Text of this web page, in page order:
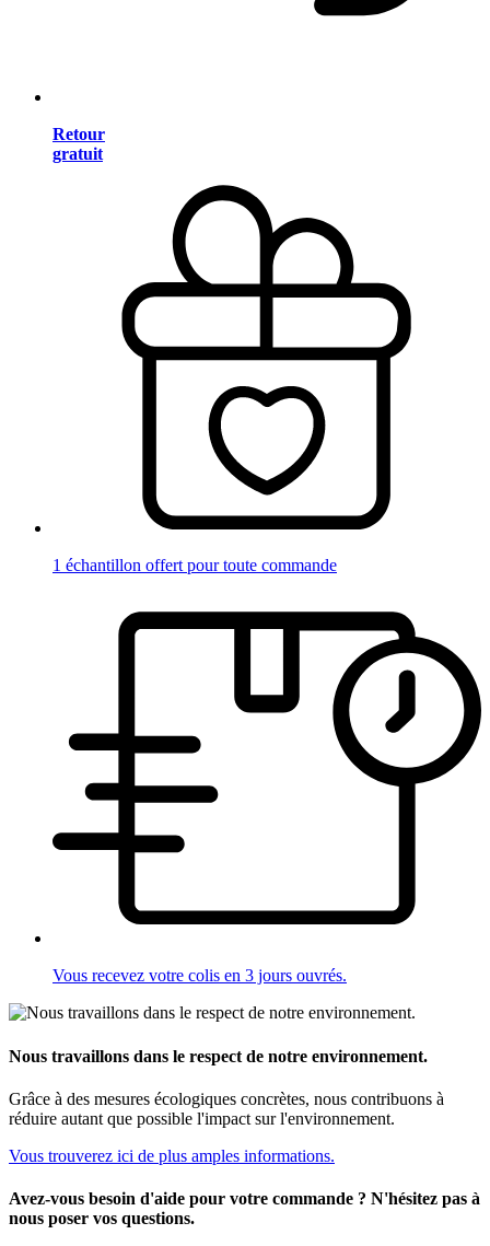
Retour
gratuit
1 échantillon offert pour toute commande
Vous recevez votre colis en 3 jours ouvrés.
Nous travaillons dans le respect de notre environnement.
Grâce à des mesures écologiques concrètes, nous contribuons à
réduire autant que possible l'impact sur l'environnement.
Vous trouverez ici de plus amples informations.
Avez-vous besoin d'aide pour votre commande ? N'hésitez pas à
nous poser vos questions.